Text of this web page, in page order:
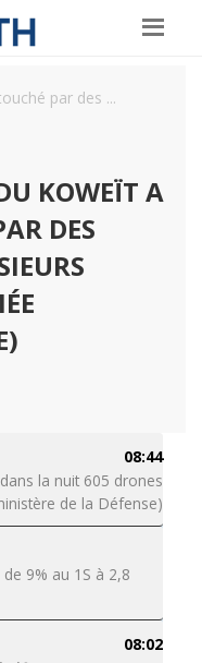
par des ...
KOWEÏT A
DES
08:44
la nuit 605 drones
de la Défense)
9% au 1S à 2,8
08:02